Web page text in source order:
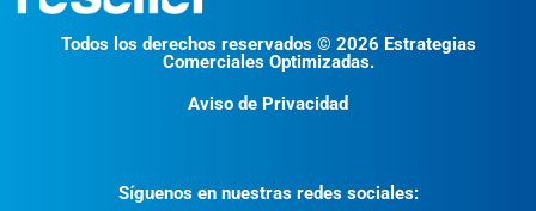
Todos los derechos reservados © 2026 Estrategias
Comerciales Optimizadas.
Aviso de Privacidad
Síguenos en nuestras redes sociales: